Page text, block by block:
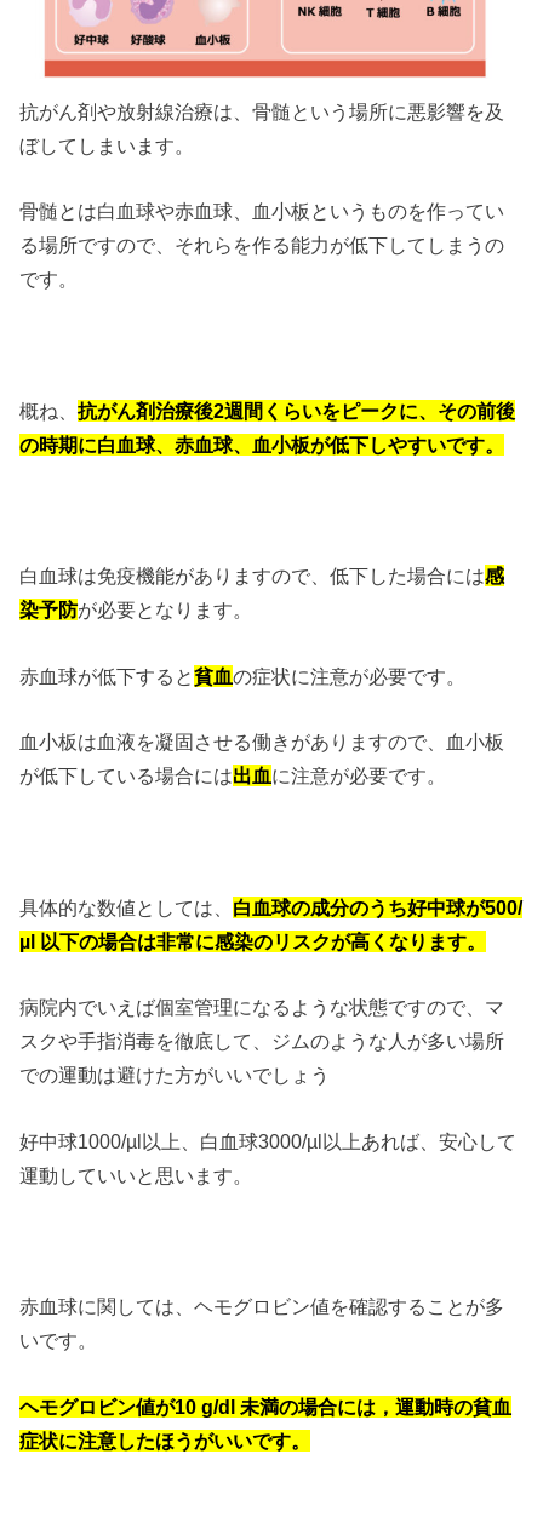
抗がん剤や放射線治療は、骨髄という場所に悪影響を及
ぼしてしまいます。
骨髄とは白血球や赤血球、血小板というものを作ってい
る場所ですので、それらを作る能力が低下してしまうの
です。
概ね、抗がん剤治療後2週間くらいをピークに、その前後
の時期に白血球、赤血球、血小板が低下しやすいです。
白血球は免疫機能がありますので、低下した場合には感
染予防が必要となります。
赤血球が低下すると貧血の症状に注意が必要です。
血小板は血液を凝固させる働きがありますので、血小板
が低下している場合には出血に注意が必要です。
具体的な数値としては、 白血球の成分のうち好中球が500/
µl 以下の場合は非常に感染のリスクが高くなります。
病院内でいえば個室管理になるような状態ですので、マ
スクや手指消毒を徹底して、ジムのような人が多い場所
での運動は避けた方がいいでしょう
好中球1000/µl以上、白血球3000/µl以上あれば、安心して
運動していいと思います。
赤血球に関しては、ヘモグロビン値を確認することが多
いです。
ヘモグロビン値が10 g/dl 未満の場合には，運動時の貧血
症状に注意したほうがいいです。